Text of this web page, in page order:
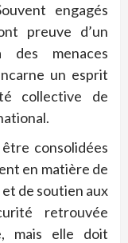
engagés
preuve d’un
des menaces
un esprit
collective de
consolidées
en matière de
de soutien aux
retrouvée
mais elle doit